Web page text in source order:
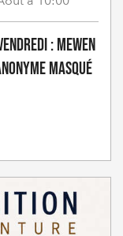
: Mewen
masqué